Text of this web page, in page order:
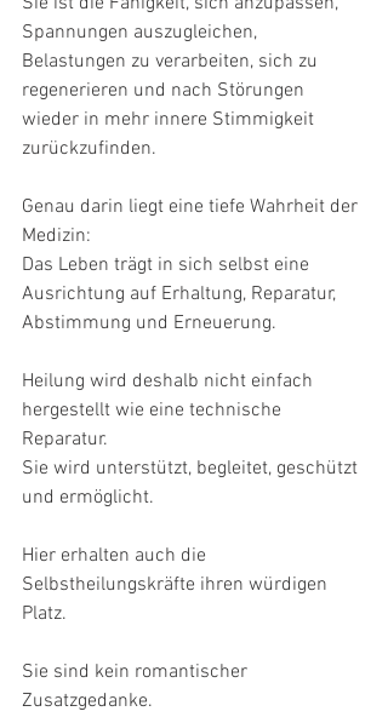
Spannungen auszugleichen,
Belastungen zu verarbeiten, sich zu
regenerieren und nach Störungen
wieder in mehr innere Stimmigkeit
zurückzufinden.
Genau darin liegt eine tiefe Wahrheit der
Medizin:
Das Leben trägt in sich selbst eine
Ausrichtung auf Erhaltung, Reparatur,
Abstimmung und Erneuerung.
Heilung wird deshalb nicht einfach
hergestellt wie eine technische
Reparatur.
Sie wird unterstützt, begleitet, geschützt
und ermöglicht.
Hier erhalten auch die
Selbstheilungskräfte ihren würdigen
Platz.
Sie sind kein romantischer
Zusatzgedanke.